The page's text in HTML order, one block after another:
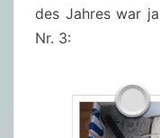
des Jahres war
Nr. 3: